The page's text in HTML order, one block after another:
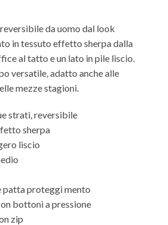
da uomo dal look
in tessuto effetto sherpa dalla
al tatto e un lato in pile liscio.
versatile, adatto anche alle
mezze stagioni.
strati, reversibile
sherpa
liscio
patta proteggi mento
bottoni a pressione
zip